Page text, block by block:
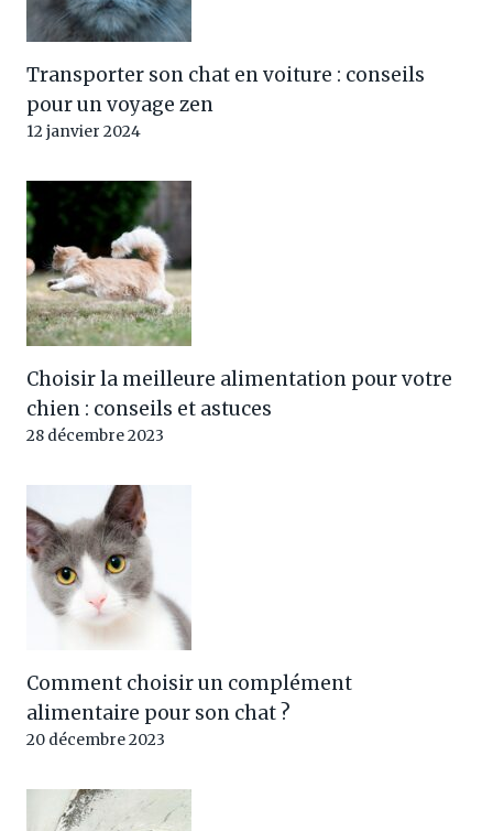
Transporter son chat en voiture : conseils
pour un voyage zen
12 janvier 2024
Choisir la meilleure alimentation pour votre
chien : conseils et astuces
28 décembre 2023
Comment choisir un complément
alimentaire pour son chat ?
20 décembre 2023